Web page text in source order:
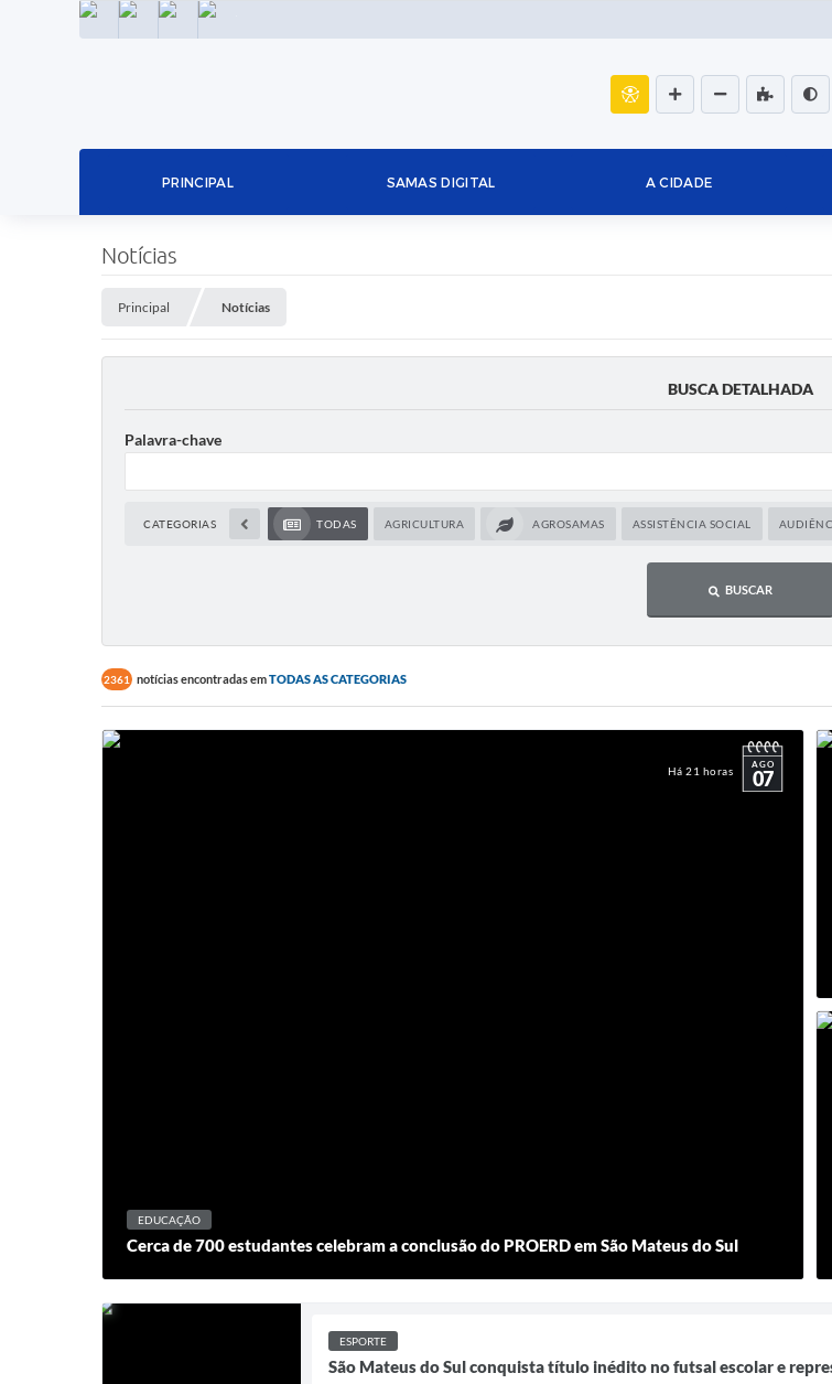
INSTAGRAMFACEBOOKLINKEDIN
PRINCIPAL SAMAS DIGITAL A CIDADE
Notícias
Principal Notícias
BUSCA DETALHADA
Palavra-chave
CATEGORIAS TODAS AGRICULTURA AGROSAMAS ASSISTÊNCIA SOCIAL
BUSCAR
2361 notícias encontradas emTODAS AS CATEGORIAS
Há 21 horas AGO
07
EDUCAÇÃO
Cerca de 700 estudantes celebram a conclusão do PROERD em São Mateus do Sul
ESPORTE
São Mateus do Sul conquista título inédito no futsal escolar e